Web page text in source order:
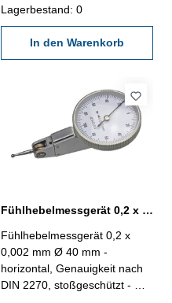
Umkehr der Messrichtung -
mit
Schwalbenschwanzführungen
für Einspannschaft Ø 6 mm
Behältnis / Kasten Bezifferung:
0-100-0 mmAblesung: 0,002
mm Messbereich: 0,2 mm
Lagerbestand: 0
In den Warenkorb
Fühlhebelmessgerät 0,2 x 0,002 mm Ø 40 mm horizontal
Fühlhebelmessgerät 0,2 x
0,002 mm Ø 40 mm -
horizontal, Genauigkeit nach
DIN 2270, stoßgeschützt - mit